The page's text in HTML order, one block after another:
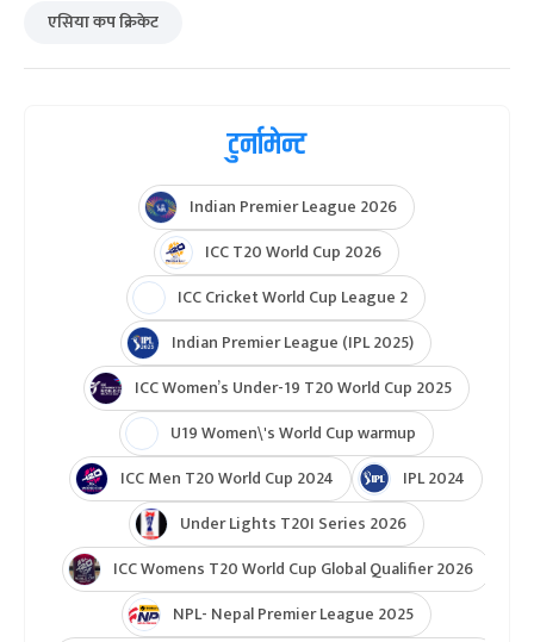
एसिया कप क्रिकेट
टुर्नामेन्ट
Indian Premier League 2026
ICC T20 World Cup 2026
ICC Cricket World Cup League 2
Indian Premier League (IPL 2025)
ICC Women’s Under-19 T20 World Cup 2025
U19 Women\'s World Cup warmup
ICC Men T20 World Cup 2024
IPL 2024
Under Lights T20I Series 2026
ICC Womens T20 World Cup Global Qualifier 2026
NPL- Nepal Premier League 2025